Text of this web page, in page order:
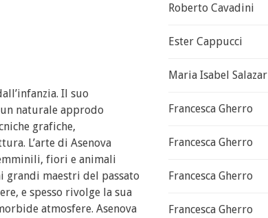
Il suo
naturale approdo
grafiche,
L’arte di Asenova
fiori e animali
grandi maestri del passato
e spesso rivolge la sua
atmosfere. Asenova
Roberto Cavadini
Ester Cappucci
Maria Isabel
Francesca Gherro
Francesca Gherro
Francesca Gherro
Francesca Gherro